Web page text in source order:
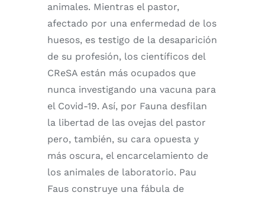
animales. Mientras el pastor,
afectado por una enfermedad de los
huesos, es testigo de la desaparición
de su profesión, los científicos del
CReSA están más ocupados que
nunca investigando una vacuna para
el Covid-19. Así, por Fauna desfilan
la libertad de las ovejas del pastor
pero, también, su cara opuesta y
más oscura, el encarcelamiento de
los animales de laboratorio. Pau
Faus construye una fábula de